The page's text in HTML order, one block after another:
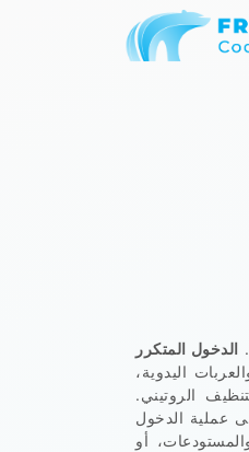
الدخول المتكرر
اليدوية،
الروتيني.
عملية الدخول
أو